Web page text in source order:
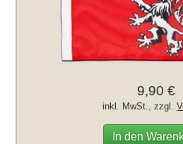
9,90 €
inkl. MwSt., zzgl.
In den